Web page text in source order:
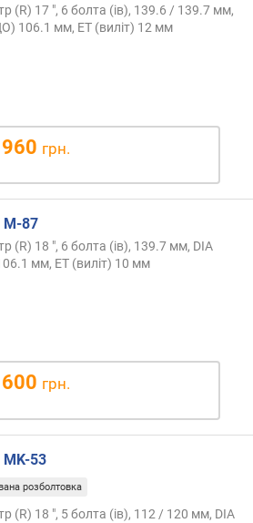
(R) 17 ", 6 болта (ів), 139.6 / 139.7 мм,
106.1 мм, ET (виліт) 12 мм
грн.
M-87
(R) 18 ", 6 болта (ів), 139.7 мм, DIA
мм, ET (виліт) 10 мм
грн.
MK-53
розболтовка
(R) 18 ", 5 болта (ів), 112 / 120 мм, DIA